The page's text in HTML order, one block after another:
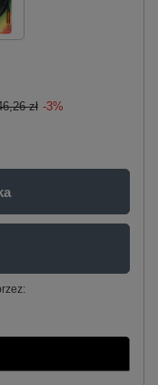
zł -3%